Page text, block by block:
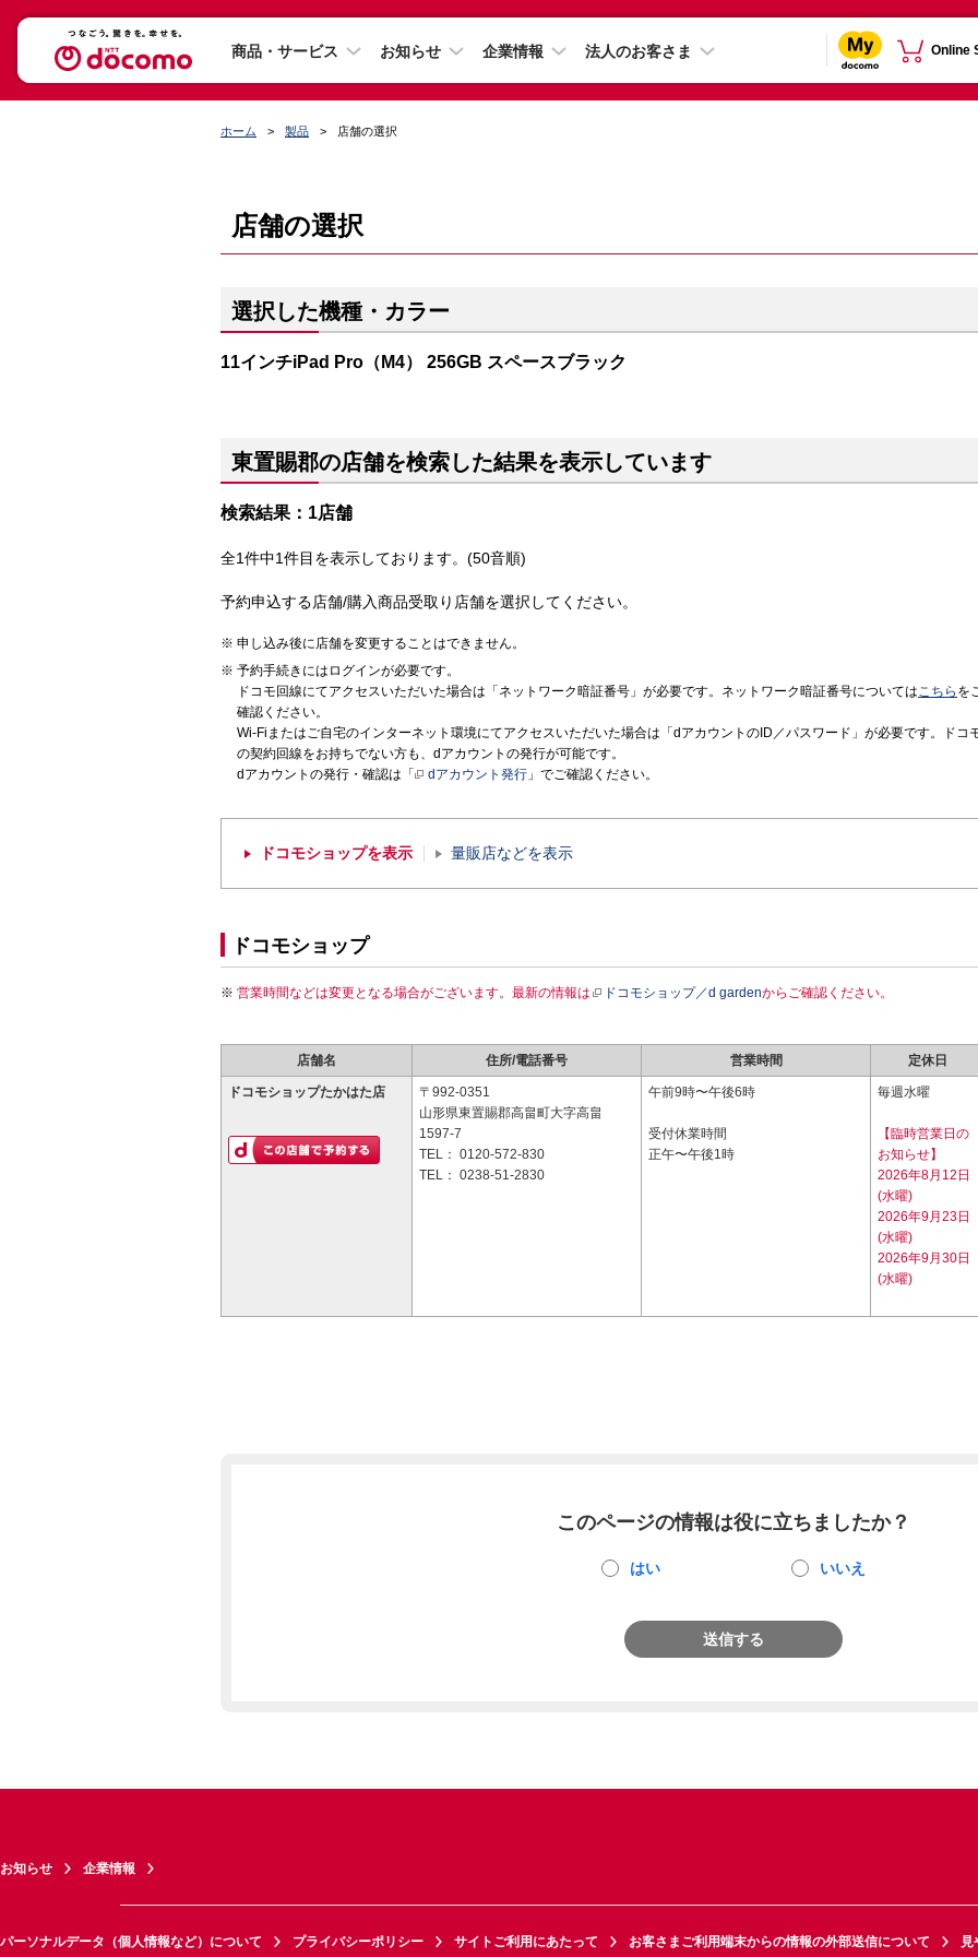
商品・サービス お知らせ 企業情報 法人のお客さま Online
ホーム 製品 店舗の選択
店舗の選択
選択した機種・カラー
11インチiPad Pro（M4） 256GB スペースブラック
東置賜郡の店舗を検索した結果を表示しています
検索結果：1店舗
全1件中1件目を表示しております。(50音順)
予約申込する店舗/購入商品受取り店舗を選択してください。
申し込み後に店舗を変更することはできません。
予約手続きにはログインが必要です。
ドコモ回線にてアクセスいただいた場合は「ネットワーク暗証番号」が必要です。ネットワーク暗証番号についてはこちら を
確認ください。
Wi-Fiまたはご自宅のインターネット環境にてアクセスいただいた場合は「dアカウントのID／パスワード」が必要です。ドコ
の契約回線をお持ちでない方も、dアカウントの発行が可能です。
dアカウントの発行・確認は「
dアカウント発行 」でご確認ください。
ドコモショップを表示 量販店などを表示
ドコモショップ
営業時間などは変更となる場合がございます。最新の情報は ドコモショップ／d gardenからご確認ください。
店舗名 住所/電話番号 営業時間 定休日
ドコモショップたかはた店
〒992-0351
山形県東置賜郡高畠町大字高畠
1597-7
TEL： 0120-572-830
TEL： 0238-51-2830
午前9時〜午後6時
受付休業時間
正午〜午後1時
毎週水曜
【臨時営業日の
お知らせ】
2026年8月12日
(水曜)
2026年9月23日
(水曜)
2026年9月30日
(水曜)
このページの情報は役に立ちましたか？
はい いいえ
送信する
お知らせ 企業情報
パーソナルデータ（個人情報など）について プライバシーポリシー サイトご利用にあたって お客さまご利用端末からの情報の外部送信について 見